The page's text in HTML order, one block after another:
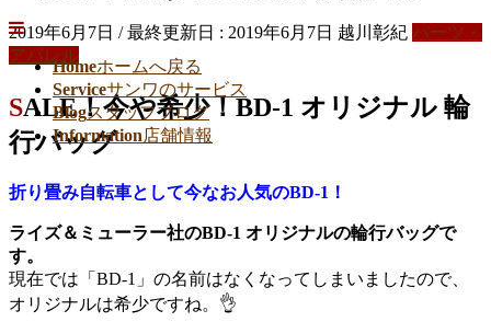
Homeホームへ戻る
Serviceサンワのサービス
Blogスタッフブログ
Information店舗情報
2019年6月7日 / 最終更新日 : 2019年6月7日 越川彰紀 パーツ・
アパレル
SALE！今や希少！BD-1 オリジナル 輪
行バッグ
折り畳み自転車として今なお人気のBD-1！
ライズ＆ミューラー社のBD-1 オリジナルの輪行バッグで
す。
現在では「BD-1」の名前はなくなってしまいましたので、
オリジナルは希少ですね。👌